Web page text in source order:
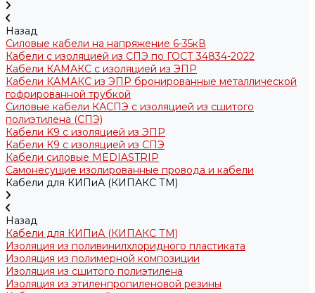
Назад
Силовые кабели на напряжение 6-35кВ
Кабели с изоляцией из СПЭ по ГОСТ 34834-2022
Кабели КАМАКС с изоляцией из ЭПР
Кабели КАМАКС из ЭПР бронированные металлической
гофрированной трубкой
Силовые кабели КАСПЭ с изоляцией из сшитого
полиэтилена (СПЭ)
Кабели K9 с изоляцией из ЭПР
Кабели К9 с изоляцией из СПЭ
Кабели силовые MEDIASTRIP
Самонесущие изолированные провода и кабели
Кабели для КИПиА (КИПАКС ТМ)
Назад
Кабели для КИПиА (КИПАКС ТМ)
Изоляция из поливинилхлоридного пластиката
Изоляция из полимерной композиции
Изоляция из сшитого полиэтилена
Изоляция из этиленпропиленовой резины